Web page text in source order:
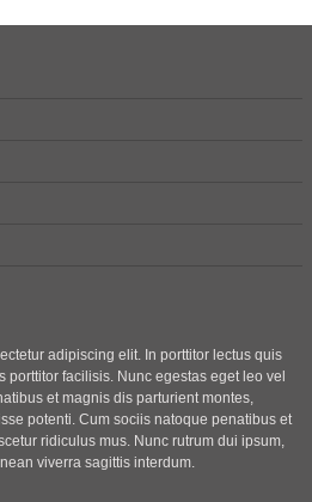
adipiscing elit. In porttitor lectus quis
porttitor facilisis. Nunc egestas eget leo vel
et magnis dis parturient montes,
potenti. Cum sociis natoque penatibus et
ridiculus mus. Nunc rutrum dui ipsum,
viverra sagittis interdum.